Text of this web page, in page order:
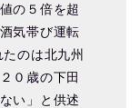
の５倍を超
気帯び運転
のは北九州
０歳の下田
い」と供述